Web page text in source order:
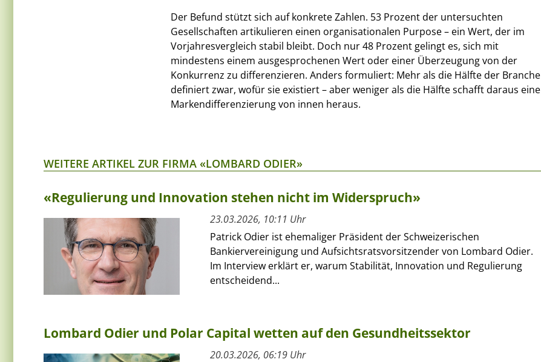
Der Befund stützt sich auf konkrete Zahlen. 53 Prozent der untersuchten
Gesellschaften artikulieren einen organisationalen Purpose – ein Wert, der im
Vorjahresvergleich stabil bleibt. Doch nur 48 Prozent gelingt es, sich mit
mindestens einem ausgesprochenen Wert oder einer Überzeugung von der
Konkurrenz zu differenzieren. Anders formuliert: Mehr als die Hälfte der Branche
definiert zwar, wofür sie existiert – aber weniger als die Hälfte schafft daraus eine
Markendifferenzierung von innen heraus.
WEITERE ARTIKEL ZUR FIRMA «LOMBARD ODIER»
«Regulierung und Innovation stehen nicht im Widerspruch»
23.03.2026, 10:11 Uhr
Patrick Odier ist ehemaliger Präsident der Schweizerischen
Bankiervereinigung und Aufsichtsratsvorsitzender von Lombard Odier.
Im Interview erklärt er, warum Stabilität, Innovation und Regulierung
entscheidend...
Lombard Odier und Polar Capital wetten auf den Gesundheitssektor
20.03.2026, 06:19 Uhr